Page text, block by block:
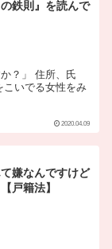
鉄則』を読んで
？」 住所、氏
こいでる女性をみ
2020.04.09
嫌なんですけど
戸籍法】